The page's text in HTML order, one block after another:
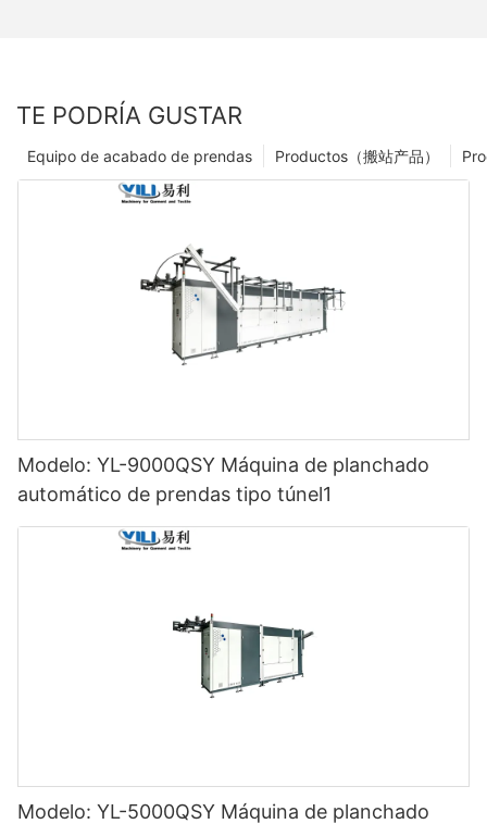
TE PODRÍA GUSTAR
Productos（搬站产品）
Equipo de acabado de prendas
Modelo: YL-9000QSY Máquina de planchado
automático de prendas tipo túnel1
Modelo: YL-5000QSY Máquina de planchado